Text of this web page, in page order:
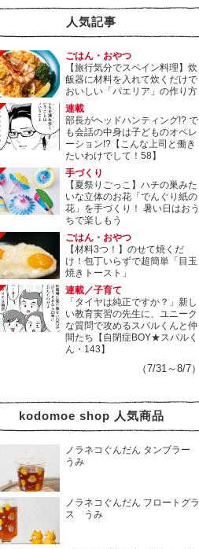
人気記事
ごはん・おやつ
【旅行気分でスペイン料理】炊
飯器に材料を入れて炊くだけで
おいしい「パエリア」の作り方
連載
部長がヘッドハンティング!? で
も会話の中身は子どものオペレ
ーション!?【こんな上司と働き
たいわけでして！58】
手づくり
【夏祭りごっこ】ハチの巣みた
いな立体のお花「でんぐり紙の
花」を手づくり！ 暑い日はおう
ちで楽しもう
ごはん・おやつ
【材料3つ！】のせて焼くだ
け！包丁いらずで超簡単「目玉
焼きトースト」
連載／子育て
「タイヤは純正ですか？」新し
い教育実習の先生に、ユニーク
な質問で攻めるスバルくんと仲
間たち【自閉症BOY★スバルく
ん・143】
（7/31～8/7）
kodomoe shop 人気商品
ノラネコぐんだん タンブラー
うみ
ノラネコぐんだん フロートグラ
ス うみ